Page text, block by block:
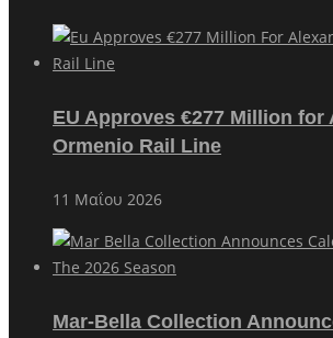
EU Approves €277 Million
Ormenio Rail Line
11 Μαΐου 2026
Mar-Bella Collection